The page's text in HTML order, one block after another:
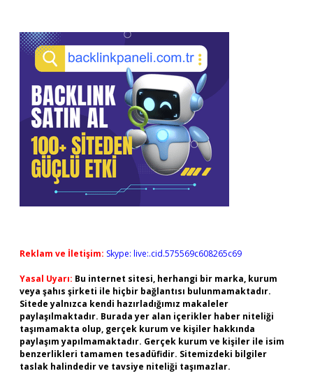
Reklam ve İletişim: Skype: live:.cid.575569c608265c69
Yasal Uyarı: Bu internet sitesi, herhangi bir marka, kurum
veya şahıs şirketi ile hiçbir bağlantısı bulunmamaktadır.
Sitede yalnızca kendi hazırladığımız makaleler
paylaşılmaktadır. Burada yer alan içerikler haber niteliği
taşımamakta olup, gerçek kurum ve kişiler hakkında
paylaşım yapılmamaktadır. Gerçek kurum ve kişiler ile isim
benzerlikleri tamamen tesadüfidir. Sitemizdeki bilgiler
taslak halindedir ve tavsiye niteliği taşımazlar.